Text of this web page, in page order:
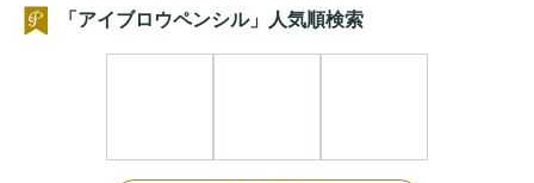
「アイブロウペンシル」人気順検索